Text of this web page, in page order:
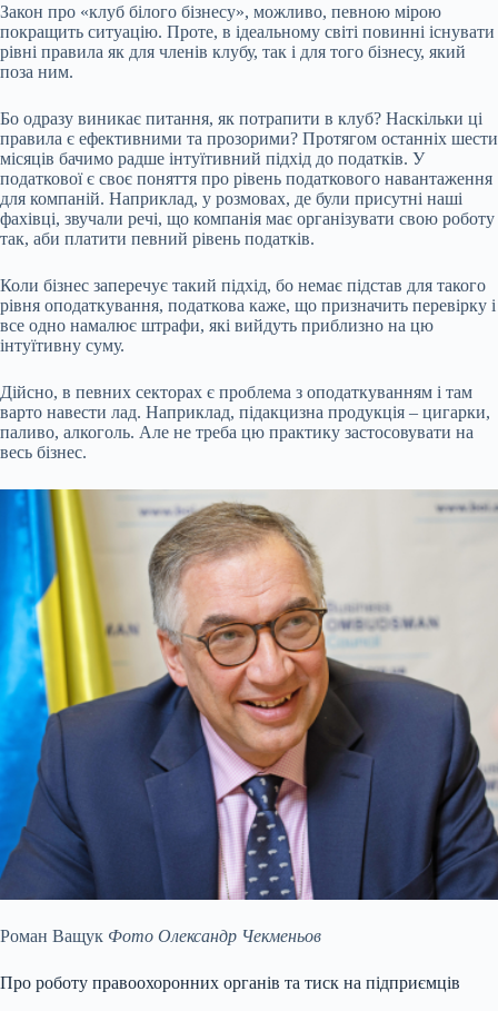
Закон про «клуб білого бізнесу», можливо, певною мірою
покращить ситуацію. Проте, в ідеальному світі повинні існувати
рівні правила як для членів клубу, так і для того бізнесу, який
поза ним.
Бо одразу виникає питання, як потрапити в клуб? Наскільки ці
правила є ефективними та прозорими? Протягом останніх шести
місяців бачимо радше інтуїтивний підхід до податків. У
податкової є своє поняття про рівень податкового навантаження
для компаній. Наприклад, у розмовах, де були присутні наші
фахівці, звучали речі, що компанія має організувати свою роботу
так, аби платити певний рівень податків.
Коли бізнес заперечує такий підхід, бо немає підстав для такого
рівня оподаткування, податкова каже, що призначить перевірку і
все одно намалює штрафи, які вийдуть приблизно на цю
інтуїтивну суму.
Дійсно, в певних секторах є проблема з оподаткуванням і там
варто навести лад. Наприклад, підакцизна продукція – цигарки,
паливо, алкоголь. Але не треба цю практику застосовувати на
весь бізнес.
Роман Ващук Фото Олександр Чекменьов
Про роботу правоохоронних органів та тиск на підприємців